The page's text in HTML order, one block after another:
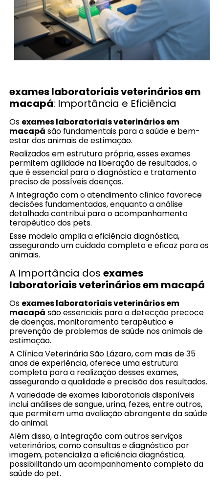
exames laboratoriais veterinários em
macapá: Importância e Eficiência
Os exames laboratoriais veterinários em
macapá são fundamentais para a saúde e bem-
estar dos animais de estimação.
Realizados em estrutura própria, esses exames
permitem agilidade na liberação de resultados, o
que é essencial para o diagnóstico e tratamento
preciso de possíveis doenças.
A integração com o atendimento clínico favorece
decisões fundamentadas, enquanto a análise
detalhada contribui para o acompanhamento
terapêutico dos pets.
Esse modelo amplia a eficiência diagnóstica,
assegurando um cuidado completo e eficaz para os
animais.
A Importância dosexames
laboratoriais veterinários em macapá
Os exames laboratoriais veterinários em
macapá são essenciais para a detecção precoce
de doenças, monitoramento terapêutico e
prevenção de problemas de saúde nos animais de
estimação.
A Clínica Veterinária São Lázaro, com mais de 35
anos de experiência, oferece uma estrutura
completa para a realização desses exames,
assegurando a qualidade e precisão dos resultados.
A variedade de exames laboratoriais disponíveis
inclui análises de sangue, urina, fezes, entre outros,
que permitem uma avaliação abrangente da saúde
do animal.
Além disso, a integração com outros serviços
veterinários, como consultas e diagnóstico por
imagem, potencializa a eficiência diagnóstica,
possibilitando um acompanhamento completo da
saúde do pet.